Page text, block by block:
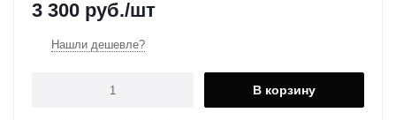
3 300 руб./шт
Нашли дешевле?
В корзину